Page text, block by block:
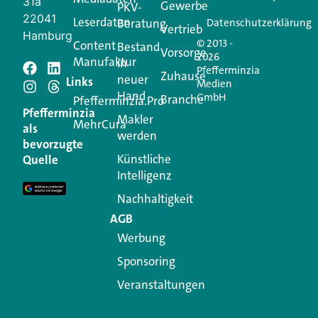
Schreiben Sie einen
Kommentar
Ihre E-Mail-Adresse wird nicht veröffentlicht.
Erforderliche Felder sind mit
Kommentar
22041
Hamburg
Pfefferminzia
als
bevorzugte
Quelle
Leserdaten
Content
Manufaktur
Links
Pfefferminzia.Pro
MehrCura
PKV-
Beratung
Bestand
in
neuer
Hand
Makler
werden
Künstliche
Intelligenz
Nachhaltigkeit
AGB
Werbung
Sponsoring
Veranstaltungen
Gewerbe
Vertrieb
Vorsorge
Zuhause
Branche
© 2013 -
2026
Pfefferminzia
Medien
GmbH
Datenschutzerklärung